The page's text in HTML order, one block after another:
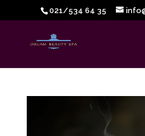
021/534 64 35